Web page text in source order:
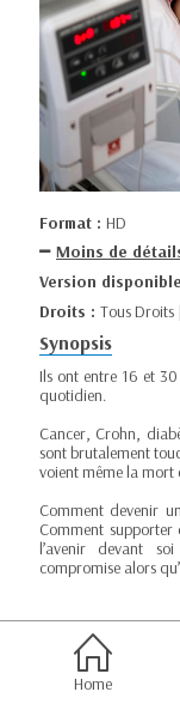
Format : HD
Moins de
Version
Droits : Tous
Synopsis
Ils ont entre 16 et
quotidien.
Cancer, Crohn,
sont brutalement
voient même la mort
Comment devenir
Comment
l’avenir devant
compromise alors
Home